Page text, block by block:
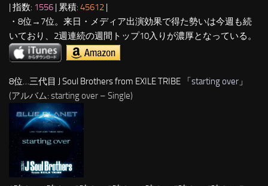
| 指数: 1556 | 累積: 45612
・8位→7位。来日・メディア出演効果で得た勢いは今週も続
いており、2週連続の週間トップ10入りが濃厚となっている。
8位…三代目 J Soul Brothers from EXILE TRIBE 「 starting over 」
(アルバム: starting over – Single)